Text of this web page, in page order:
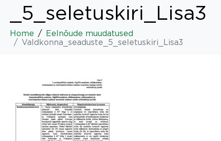
_5_seletuskiri_Lisa3
Home
Eelnõude muudatused
Valdkonna_seaduste_5_seletuskiri_Lisa3